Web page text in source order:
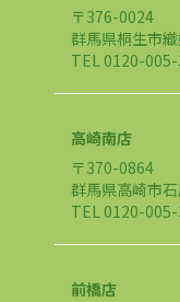
〒376-0024
群馬県桐生市
TEL 0120-
高崎南店
〒370-0864
群馬県高崎市
TEL 0120-
前橋店